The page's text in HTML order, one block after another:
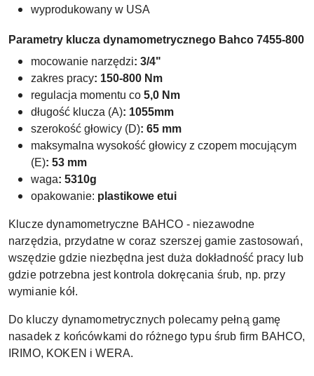
wyprodukowany w USA
Parametry klucza dynamometrycznego Bahco 7455-800
mocowanie narzędzi: 3/4"
zakres pracy: 150-800 Nm
regulacja momentu co 5,0 Nm
długość klucza (A): 1055mm
szerokość głowicy (D): 65 mm
maksymalna wysokość głowicy z czopem mocującym
(E): 53 mm
waga: 5310g
opakowanie: plastikowe etui
Klucze dynamometryczne BAHCO - niezawodne
narzędzia, przydatne w coraz szerszej gamie zastosowań,
wszędzie gdzie niezbędna jest duża dokładność pracy lub
gdzie potrzebna jest kontrola dokręcania śrub, np. przy
wymianie kół.
Do kluczy dynamometrycznych polecamy pełną gamę
nasadek z końcówkami do różnego typu śrub firm BAHCO,
IRIMO, KOKEN i WERA.